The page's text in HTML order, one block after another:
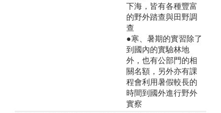
下海，皆有各種豐富
的野外踏查與田野調
查
●寒、暑期的實習除了
到國內的實驗林地
外，也有公部門的相
關名額，另外亦有課
程會利用暑假較長的
時間到國外進行野外
實察